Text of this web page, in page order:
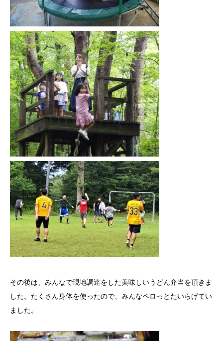
その後は、みんなで現地調達をした美味しいうどん弁当を頂きま
した。たくさん身体を使ったので、みんなペロっとたいらげてい
ました。